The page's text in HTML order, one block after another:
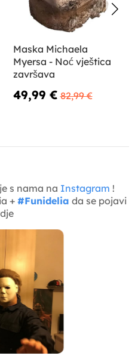
Maska Michaela
Myersa - Noć vještica
završava
49,99 € 82,99 €
s nama na Instagram !
+#Funidelia da se pojavi